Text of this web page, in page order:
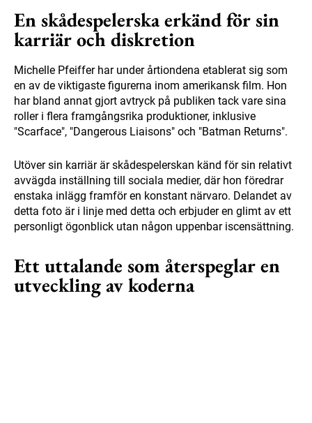
En skådespelerska erkänd för sin
karriär och diskretion
Michelle Pfeiffer har under årtiondena etablerat sig som
en av de viktigaste figurerna inom amerikansk film. Hon
har bland annat gjort avtryck på publiken tack vare sina
roller i flera framgångsrika produktioner, inklusive
"Scarface", "Dangerous Liaisons" och "Batman Returns".
Utöver sin karriär är skådespelerskan känd för sin relativt
avvägda inställning till sociala medier, där hon föredrar
enstaka inlägg framför en konstant närvaro. Delandet av
detta foto är i linje med detta och erbjuder en glimt av ett
personligt ögonblick utan någon uppenbar iscensättning.
Ett uttalande som återspeglar en
utveckling av koderna